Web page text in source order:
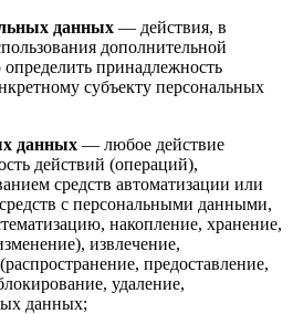
данных — действия, в
дополнительной
принадлежность
субъекту персональных
данных — любое действие
действий (операций),
средств автоматизации или
с персональными данными,
накопление, хранение,
извлечение,
предоставление,
удаление,
данных;